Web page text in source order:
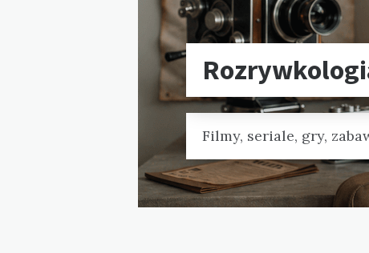
Filmy, seriale, gry,